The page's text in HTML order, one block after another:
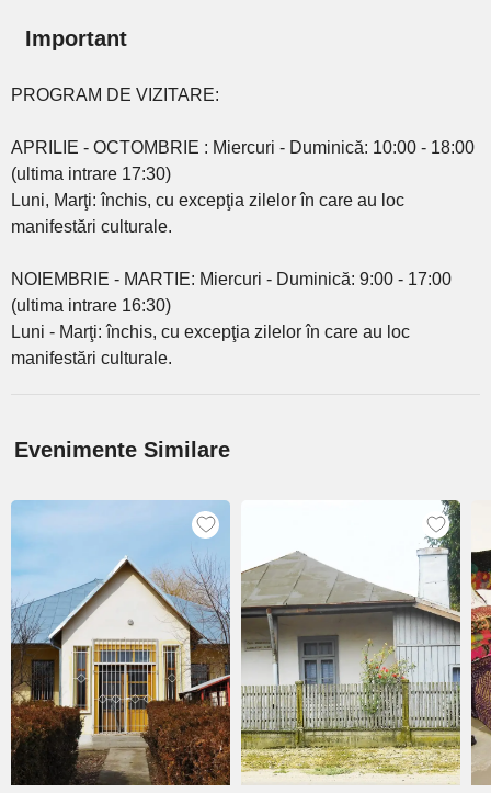
Important
PROGRAM DE VIZITARE:
APRILIE - OCTOMBRIE : Miercuri - Duminică: 10:00 - 18:00
(ultima intrare 17:30)
Luni, Marţi: închis, cu excepţia zilelor în care au loc
manifestări culturale.
NOIEMBRIE - MARTIE: Miercuri - Duminică: 9:00 - 17:00
(ultima intrare 16:30)
Luni - Marţi: închis, cu excepţia zilelor în care au loc
manifestări culturale.
Evenimente Similare